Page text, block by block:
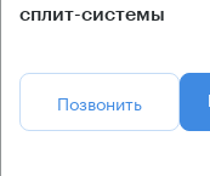
сплит-системы
Позвонить